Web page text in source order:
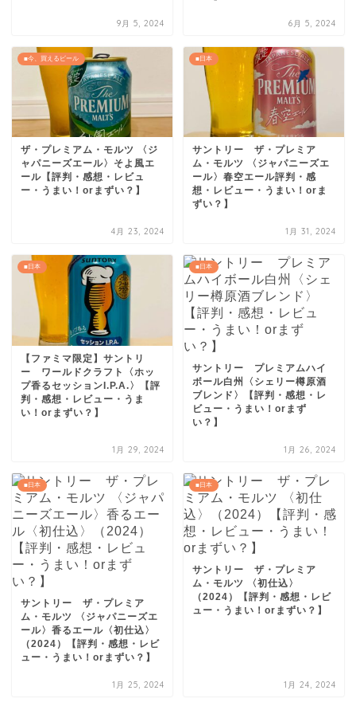
9月 5, 2024 6月 5, 2024
■今、買えるビール
ザ・プレミアム・モルツ 〈ジ
ャパニーズエール〉そよ風エ
ール【評判・感想・レビュ
ー・うまい！orまずい？】
4月 23, 2024
■日本
サントリー ザ・プレミア
ム・モルツ 〈ジャパニーズエ
ール〉春空エール評判・感
想・レビュー・うまい！orま
ずい？】
1月 31, 2024
■日本
【ファミマ限定】サントリ
ー ワールドクラフト〈ホッ
プ香るセッションI.P.A.〉【評
判・感想・レビュー・うま
い！orまずい？】
1月 29, 2024
■日本
サントリー プレミアムハイ
ボール白州〈シェリー樽原酒
ブレンド〉【評判・感想・レ
ビュー・うまい！orまず
い？】
1月 26, 2024
■日本
サントリー ザ・プレミア
ム・モルツ 〈ジャパニーズエ
ール〉香るエール〈初仕込〉
（2024）【評判・感想・レビ
ュー・うまい！orまずい？】
1月 25, 2024
■日本
サントリー ザ・プレミア
ム・モルツ 〈初仕込〉
（2024）【評判・感想・レビ
ュー・うまい！orまずい？】
1月 24, 2024